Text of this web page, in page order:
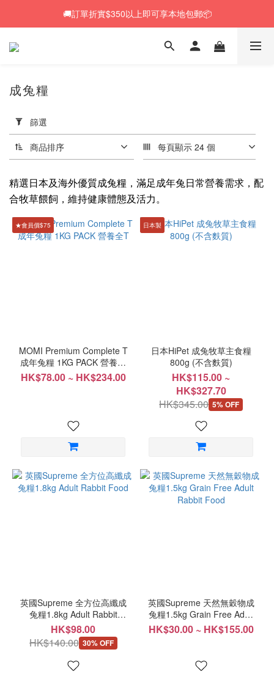
🚚訂單折實$350以上即可享本地包郵📦
🚚訂單折實$350以上即可享本地包郵📦
🆕 Rabbit RuRu 新貨到港！人氣黑麥草系列同步補貨🌿
用
篩
選
(0/20)
保
健
食
品
成兔糧
篩選
商品排序 每頁顯示 24 個
精選日本及海外優質成兔糧，滿足成年兔日常營養需求，配
合牧草餵飼，維持健康體態及活力。
★會員價$75
MOMI Premium Complete T
成年兔糧 1KG PACK 營養全
HK$78.00 ~ HK$234.00
日本製
日本HiPet 成兔牧草主食糧
800g (不含麩質)
HK$115.00 ~
HK$327.70
HK$345.00 5% OFF
英國Supreme 全方位高纖成
兔糧1.8kg Adult Rabbit
Food
HK$98.00
HK$140.00 30% OFF
英國Supreme 天然無穀物成
兔糧1.5kg Grain Free Adult
Rabbit Food
HK$30.00 ~ HK$155.00